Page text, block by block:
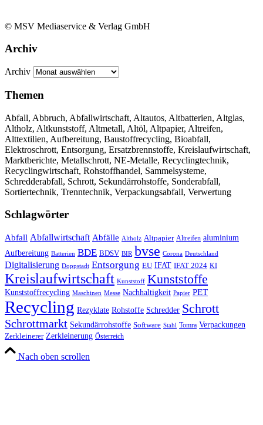
© MSV Mediaservice & Verlag GmbH
Archiv
Archiv
Themen
Abfall, Abbruch, Abfallwirtschaft, Altautos, Altbatterien, Altglas,
Altholz, Altkunststoff, Altmetall, Altöl, Altpapier, Altreifen,
Alttextilien, Aufbereitung, Baustoffrecycling, Bioabfall,
Elektroschrott, Entsorgung, Ersatzbrennstoffe, Kreislaufwirtschaft,
Marktberichte, Metallschrott, NE-Metalle, Recyclingtechnik,
Recyclingwirtschaft, Rohstoffhandel, Sammelsysteme,
Schredderabfall, Schrott, Sekundärrohstoffe, Sonderabfall,
Sortiertechnik, Trenntechnik, Verpackungsabfall, Verwertung
Schlagwörter
Abfall Abfallwirtschaft Abfälle Altholz Altpapier Altreifen aluminium
Aufbereitung Batterien BDE BDSV BIR bvse Corona Deutschland
Digitalisierung Doppstadt Entsorgung EU IFAT IFAT 2024 KI
Kreislaufwirtschaft Kunststoff Kunststoffe
Kunststoffrecycling Maschinen Messe Nachhaltigkeit Papier PET
Recycling Rezyklate Rohstoffe Schredder Schrott
Schrottmarkt Sekundärrohstoffe Software Stahl Tomra Verpackungen
Zerkleinerer Zerkleinerung Österreich
Nach oben scrollen